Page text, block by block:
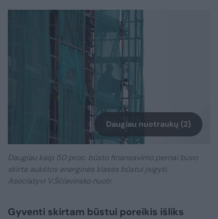
Daugiau nuotraukų (2)
Daugiau kaip 50 proc. būsto finansavimo pernai buvo
skirta aukštos energinės klasės būstui įsigyti.
Asociatyvi V.Ščiavinsko nuotr.
Gyventi skirtam būstui poreikis išliks